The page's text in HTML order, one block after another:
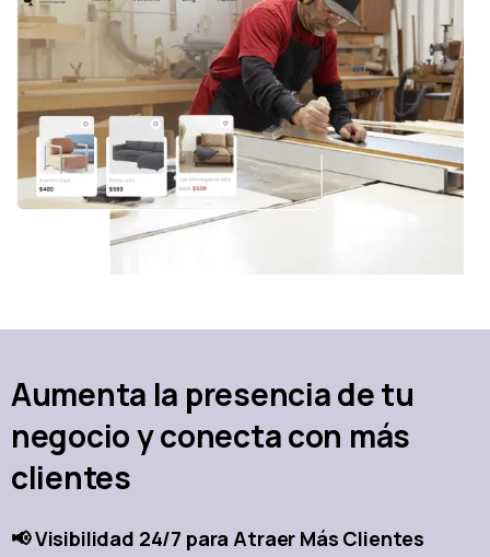
Aumenta la presencia de tu
negocio y conecta con más
clientes
📢 Visibilidad 24/7 para Atraer Más Clientes